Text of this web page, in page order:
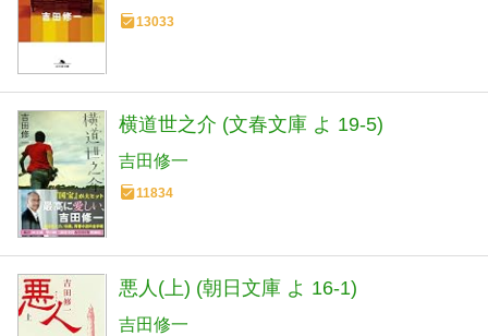
13033
横道世之介 (文春文庫 よ 19-5)
吉田修一
11834
悪人(上) (朝日文庫 よ 16-1)
吉田修一